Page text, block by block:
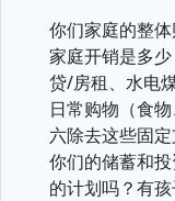
你们家庭的整
家庭开销是多
贷/房租、水电
日常购物（食
六除去这些固
你们的储蓄和
的计划吗？有